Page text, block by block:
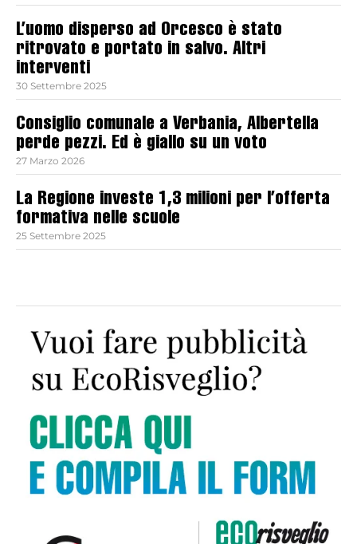
L’uomo disperso ad Orcesco è stato
ritrovato e portato in salvo. Altri
interventi
30 Settembre 2025
Consiglio comunale a Verbania, Albertella
perde pezzi. Ed è giallo su un voto
27 Marzo 2026
La Regione investe 1,3 milioni per l’offerta
formativa nelle scuole
25 Settembre 2025